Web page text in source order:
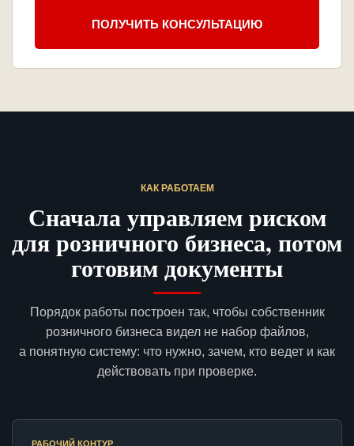
ПОЛУЧИТЬ КОНСУЛЬТАЦИЮ
КАК РАБОТАЕМ
Сначала управляем риском
для розничного бизнеса, потом
готовим документы
Порядок работы построен так, чтобы собственник
розничного бизнеса видел не набор файлов,
а понятную систему: что нужно, зачем, кто ведет и как
действовать при проверке.
РАБОЧИЙ КОНТУР